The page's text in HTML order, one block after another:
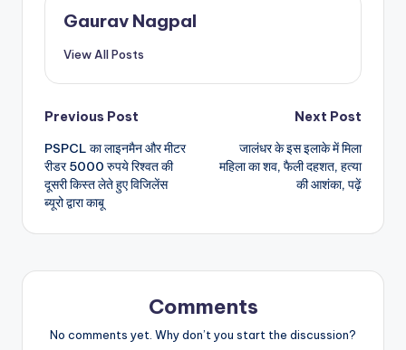
Gaurav Nagpal
View All Posts
Post
navigation
Previous Post
PSPCL का लाइनमैन और मीटर
रीडर 5000 रुपये रिश्वत की
दूसरी किस्त लेते हुए विजिलेंस
ब्यूरो द्वारा काबू
Next Post
जालंधर के इस इलाके में मिला
महिला का शव, फैली दहशत, हत्या
की आशंका, पढ़ें
Comments
No comments yet. Why don’t you start the discussion?